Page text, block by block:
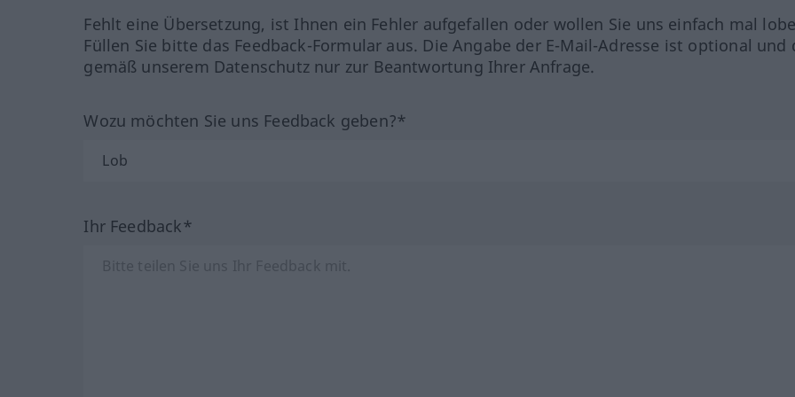
Fehlt eine Übersetzung, ist Ihnen ein Fehler aufgefallen oder wollen Sie uns einfach mal
Füllen Sie bitte das Feedback-Formular aus. Die Angabe der E-Mail-Adresse ist optional und
gemäß unserem Datenschutz nur zur Beantwortung Ihrer Anfrage.
Wozu möchten Sie uns Feedback geben?*
Ihr Feedback*